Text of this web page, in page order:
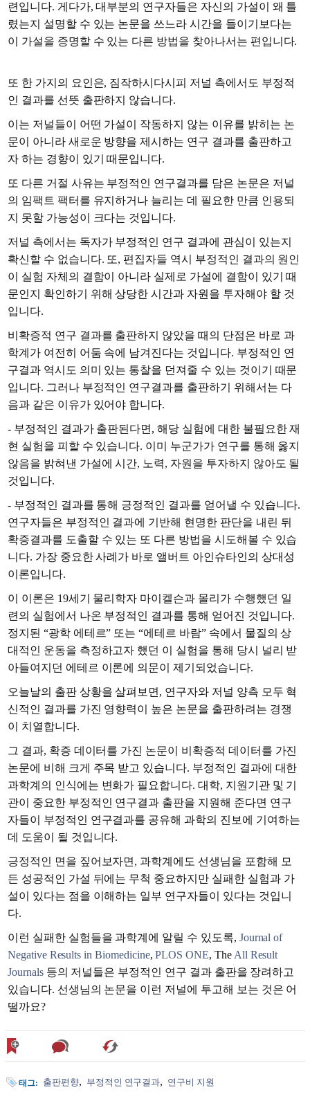
련입니다. 게다가, 대부분의 연구자들은 자신의 가설이 왜 틀
렸는지 설명할 수 있는 논문을 쓰느라 시간을 들이기보다는
이 가설을 증명할 수 있는 다른 방법을 찾아나서는 편입니다.
또 한 가지의 요인은, 짐작하시다시피 저널 측에서도 부정적
인 결과를 선뜻 출판하지 않습니다.
이는 저널들이 어떤 가설이 작동하지 않는 이유를 밝히는 논
문이 아니라 새로운 방향을 제시하는 연구 결과를 출판하고
자 하는 경향이 있기 때문입니다.
또 다른 거절 사유는 부정적인 연구결과를 담은 논문은 저널
의 임팩트 팩터를 유지하거나 늘리는 데 필요한 만큼 인용되
지 못할 가능성이 크다는 것입니다.
저널 측에서는 독자가 부정적인 연구 결과에 관심이 있는지
확신할 수 없습니다. 또, 편집자들 역시 부정적인 결과의 원인
이 실험 자체의 결함이 아니라 실제로 가설에 결함이 있기 때
문인지 확인하기 위해 상당한 시간과 자원을 투자해야 할 것
입니다.
비확증적 연구 결과를 출판하지 않았을 때의 단점은 바로 과
학계가 여전히 어둠 속에 남겨진다는 것입니다. 부정적인 연
구결과 역시도 의미 있는 통찰을 던져줄 수 있는 것이기 때문
입니다. 그러나 부정적인 연구결과를 출판하기 위해서는 다
음과 같은 이유가 있어야 합니다.
- 부정적인 결과가 출판된다면, 해당 실험에 대한 불필요한 재
현 실험을 피할 수 있습니다. 이미 누군가가 연구를 통해 옳지
않음을 밝혀낸 가설에 시간, 노력, 자원을 투자하지 않아도 될
것입니다.
- 부정적인 결과를 통해 긍정적인 결과를 얻어낼 수 있습니다.
연구자들은 부정적인 결과에 기반해 현명한 판단을 내린 뒤
확증결과를 도출할 수 있는 또 다른 방법을 시도해볼 수 있습
니다. 가장 중요한 사례가 바로 앨버트 아인슈타인의 상대성
이론입니다.
이 이론은 19세기 물리학자 마이켈슨과 몰리가 수행했던 일
련의 실험에서 나온 부정적인 결과를 통해 얻어진 것입니다.
정지된 “광학 에테르” 또는 “에테르 바람” 속에서 물질의 상
대적인 운동을 측정하고자 했던 이 실험을 통해 당시 널리 받
아들여지던 에테르 이론에 의문이 제기되었습니다.
오늘날의 출판 상황을 살펴보면, 연구자와 저널 양측 모두 혁
신적인 결과를 가진 영향력이 높은 논문을 출판하려는 경쟁
이 치열합니다.
그 결과, 확증 데이터를 가진 논문이 비확증적 데이터를 가진
논문에 비해 크게 주목 받고 있습니다. 부정적인 결과에 대한
과학계의 인식에는 변화가 필요합니다. 대학, 지원기관 및 기
관이 중요한 부정적인 연구결과 출판을 지원해 준다면 연구
자들이 부정적인 연구결과를 공유해 과학의 진보에 기여하는
데 도움이 될 것입니다.
긍정적인 면을 짚어보자면, 과학계에도 선생님을 포함해 모
든 성공적인 가설 뒤에는 무척 중요하지만 실패한 실험과 가
설이 있다는 점을 이해하는 일부 연구자들이 있다는 것입니
다.
이런 실패한 실험들을 과학계에 알릴 수 있도록, Journal of
Negative Results in Biomedicine,PLOS ONE, The All Result
Journals등의 저널들은 부정적인 연구 결과 출판을 장려하고
있습니다. 선생님의 논문을 이런 저널에 투고해 보는 것은 어
떨까요?
태그: 출판편향 부정적인 연구결과 연구비 지원